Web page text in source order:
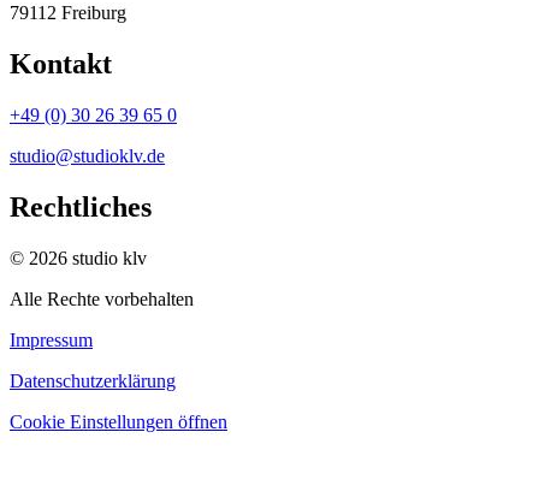
79112 Freiburg
Kontakt
+49 (0) 30 26 39 65 0
studio@studioklv.de
Rechtliches
© 2026 studio klv
Alle Rechte vorbehalten
Impressum
Datenschutzerklärung
Cookie Einstellungen öffnen